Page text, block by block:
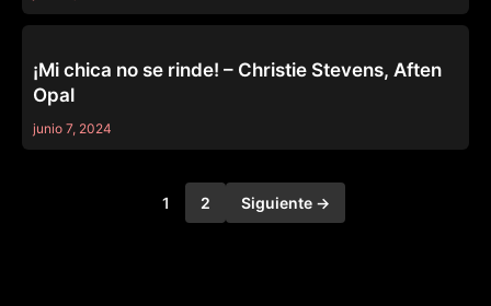
¡Mi chica no se rinde! – Christie Stevens, Aften
Opal
junio 7, 2024
1 2 Siguiente →